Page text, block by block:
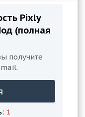
Pixly
(полная
получите
1